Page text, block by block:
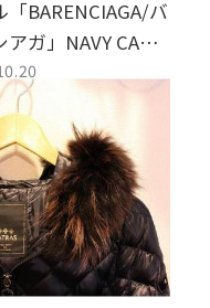
「BARENCIAGA/バ
アガ」NAVY CABA
トレファクスタイ
レディース館】